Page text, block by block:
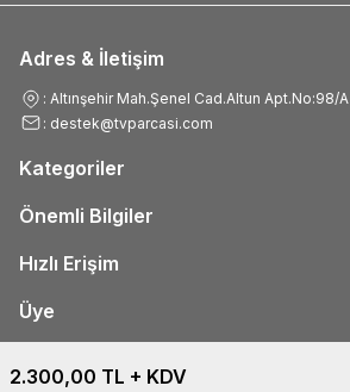
2.300,00 TL + KDV
Adres & İletişim
: Altınşehir Mah.Şenel Cad.Altun Apt.No:98/A
: destek@tvparcasi.com
Kategoriler
Önemli Bilgiler
Hızlı Erişim
Üye